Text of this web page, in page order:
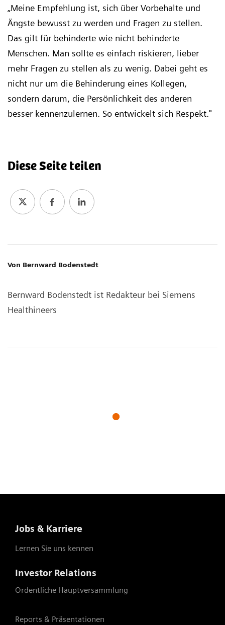
„Meine Empfehlung ist, sich über Vorbehalte und
Ängste bewusst zu werden und Fragen zu stellen.
Das gilt für behinderte wie nicht behinderte
Menschen. Man sollte es einfach riskieren, lieber
mehr Fragen zu stellen als zu wenig. Dabei geht es
nicht nur um die Behinderung eines Kollegen,
sondern darum, die Persönlichkeit des anderen
besser kennenzulernen. So entwickelt sich Respekt."
Diese Seite teilen
Von Bernward Bodenstedt
Bernward Bodenstedt ist Redakteur bei Siemens
Healthineers
Jobs & Karriere
Lernen Sie uns kennen
Investor Relations
Ordentliche Hauptversammlung
Reports & Präsentationen